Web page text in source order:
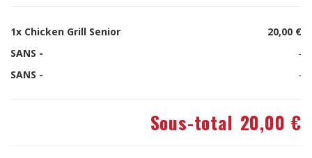
1x Chicken Grill Senior
20,00 €
SANS -
-
SANS -
-
Sous-total 20,00 €